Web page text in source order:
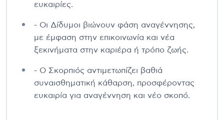
ευκαιρίες.
- Οι Δίδυμοι βιώνουν φάση αναγέννησης,
με έμφαση στην επικοινωνία και νέα
ξεκινήματα στην καριέρα ή τρόπο ζωής.
- Ο Σκορπιός αντιμετωπίζει βαθιά
συναισθηματική κάθαρση, προσφέροντας
ευκαιρία για αναγέννηση και νέο σκοπό.